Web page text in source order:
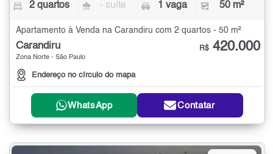
2 quartos - suíte 1 vaga 50 m²
Apartamento à Venda na Carandiru com 2 quartos - 50 m²
Carandiru
Zona Norte - São Paulo
Endereço no círculo do mapa
R$ 420.000
WhatsApp Contatar